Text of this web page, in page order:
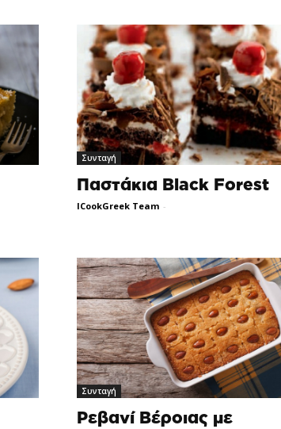
Συνταγή
Παστάκια Black Forest
ICookGreek Team -
Συνταγή
Ρεβανί Βέροιας με